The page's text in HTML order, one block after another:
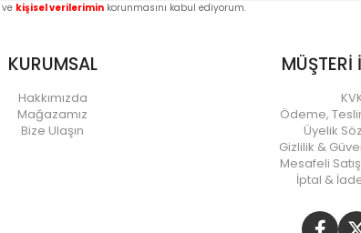
ve kişisel verilerimin korunmasını kabul ediyorum.
KURUMSAL
Hakkımızda
Mağazamız
Bize Ulaşın
MÜŞTERİ
Ödeme,
Üyelik
Gizlilik &
Mesafeli
İptal &